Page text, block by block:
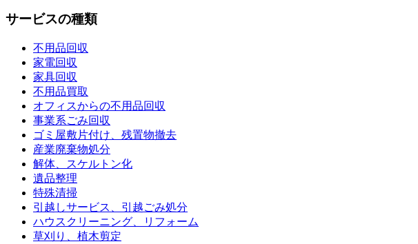
サービスの種類
不用品回収
家電回収
家具回収
不用品買取
オフィスからの不用品回収
事業系ごみ回収
ゴミ屋敷片付け、残置物撤去
産業廃棄物処分
解体、スケルトン化
遺品整理
特殊清掃
引越しサービス、引越ごみ処分
ハウスクリーニング、リフォーム
草刈り、植木剪定